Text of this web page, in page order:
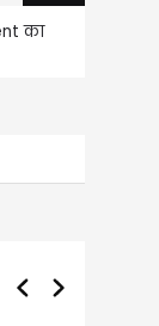
का
वृषभ | Taurus